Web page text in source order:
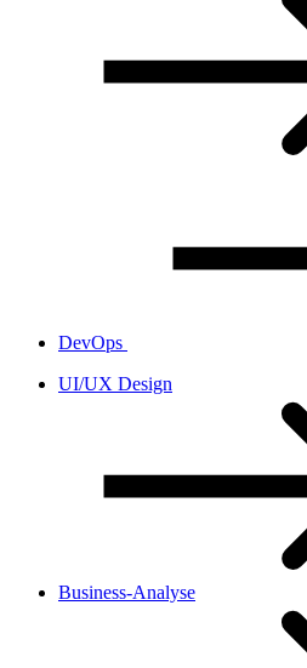
DevOps
UI/UX Design
Business-Analyse